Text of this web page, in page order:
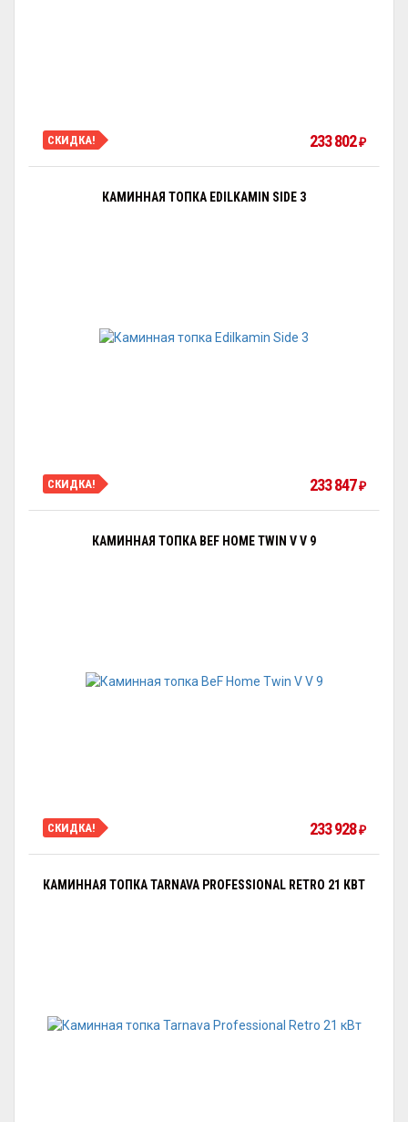
СКИДКА! 233 802₽
КАМИННАЯ ТОПКА EDILKAMIN SIDE 3
СКИДКА! 233 847₽
КАМИННАЯ ТОПКА BEF HOME TWIN V V 9
СКИДКА! 233 928₽
КАМИННАЯ ТОПКА TARNAVA PROFESSIONAL RETRO 21 КВТ